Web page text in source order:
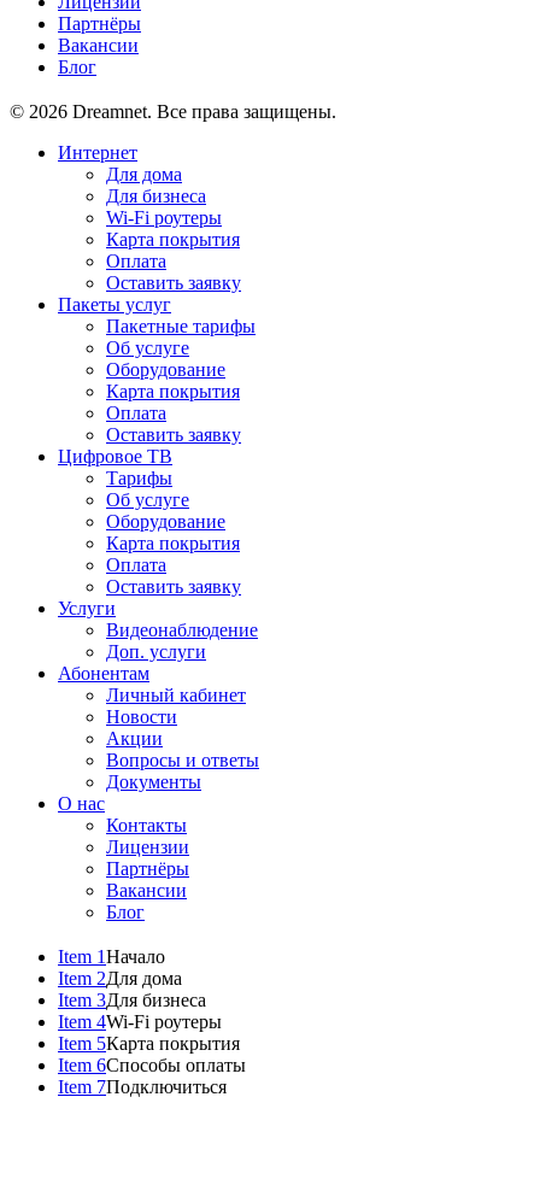
Партнёры
Вакансии
Блог
© 2026 Dreamnet. Все права защищены.
Интернет
Для дома
Для бизнеса
Wi-Fi роутеры
Карта покрытия
Оплата
Оставить заявку
Пакеты услуг
Пакетные тарифы
Об услуге
Оборудование
Карта покрытия
Оплата
Оставить заявку
Цифровое ТВ
Тарифы
Об услуге
Оборудование
Карта покрытия
Оплата
Оставить заявку
Услуги
Видеонаблюдение
Доп. услуги
Абонентам
Личный кабинет
Новости
Акции
Вопросы и ответы
Документы
О нас
Контакты
Лицензии
Партнёры
Вакансии
Блог
Item 1Начало
Item 2Для дома
Item 3Для бизнеса
Item 4Wi-Fi роутеры
Item 5Карта покрытия
Item 6Способы оплаты
Item 7Подключиться